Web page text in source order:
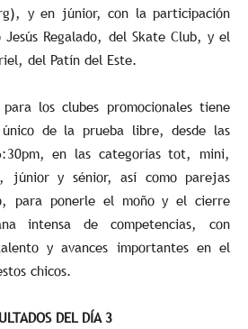
y en júnior, con la participación
Regalado, del Skate Club, y el
del Patín del Este.
los clubes promocionales tiene
de la prueba libre, desde las
en las categorías tot, mini,
júnior y sénior, así como parejas
para ponerle el moño y el cierre
intensa de competencias, con
y avances importantes en el
chicos.
DEL DÍA 3